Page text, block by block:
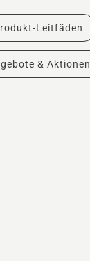
Leitfäden
& Aktionen